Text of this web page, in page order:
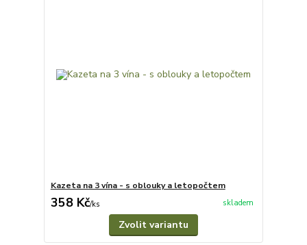
Kazeta na 3 vína - s oblouky a letopočtem
358 Kč/ks skladem
Zvolit variantu